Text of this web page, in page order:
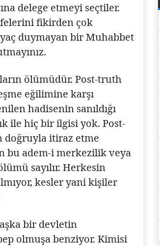
delege etmeyi seçtiler.
fikirden çok
duymayan bir Muhabbet
ölümüdür. Post-truth
eğilimine karşı
hadisenin sanıldığı
ile hiç bir ilgisi yok. Post-
doğruyla itiraz etme
bu adem-i merkezilik veya
sayılır. Herkesin
kesler yani kişiler
bir devletin
olmuşa benziyor. Kimisi